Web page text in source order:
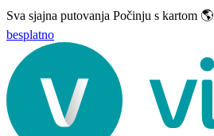
Sva sjajna putovanja Počinju s kartom 🌎
besplatno